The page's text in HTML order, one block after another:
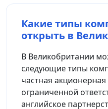
Какие типы
открыть в
В Великобритании
следующие типы
частная
ограниченной
английское